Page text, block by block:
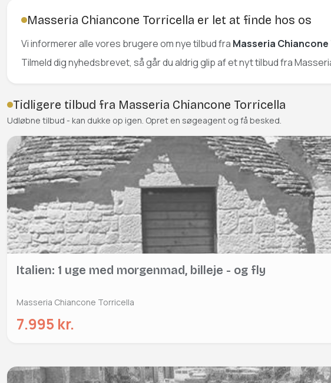
Masseria Chiancone Torricella er let at finde hos os
Vi informerer alle vores brugere om nye tilbud fra Masseria
Tilmeld dig nyhedsbrevet, så går du aldrig glip af et nyt tilbud fra
Tidligere tilbud fra Masseria Chiancone Torricella
Udløbne tilbud - kan dukke op igen. Opret en søgeagent og få besked.
Italien: 1 uge med morgenmad, billeje - og fly
Masseria Chiancone Torricella
7.995 kr.